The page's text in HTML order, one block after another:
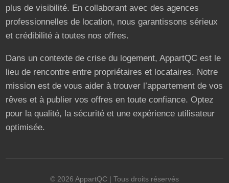
plus de visibilité. En collaborant avec des agences
professionnelles de location, nous garantissons sérieux
et crédibilité à toutes nos offres.
Dans un contexte de crise du logement, AppartQC est le
lieu de rencontre entre propriétaires et locataires. Notre
mission est de vous aider à trouver l’appartement de vos
rêves et à publier vos offres en toute confiance. Optez
pour la qualité, la sécurité et une expérience utilisateur
optimisée.
© 2026 AppartQC | Tous droits réservés